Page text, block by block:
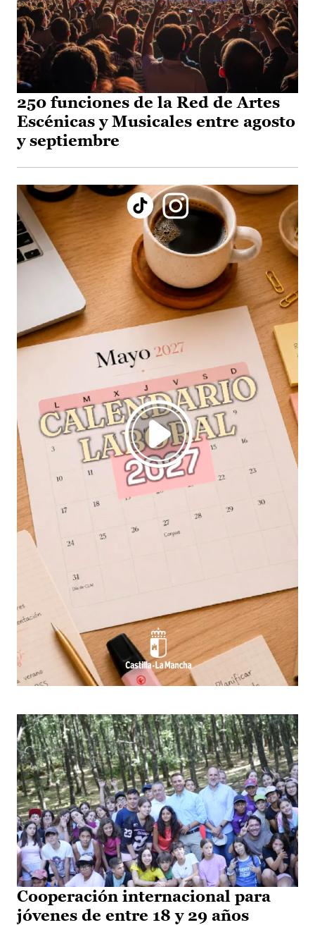
250 funciones de la Red de Artes
Escénicas y Musicales entre agosto
y septiembre
Cooperación internacional para
jóvenes de entre 18 y 29 años